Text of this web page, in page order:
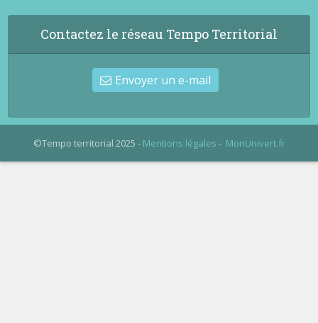
Contactez le réseau Tempo Territorial
Envoyer un e-mail
©Tempo territorial 2025 - Mentions légales - MonUnivert.fr